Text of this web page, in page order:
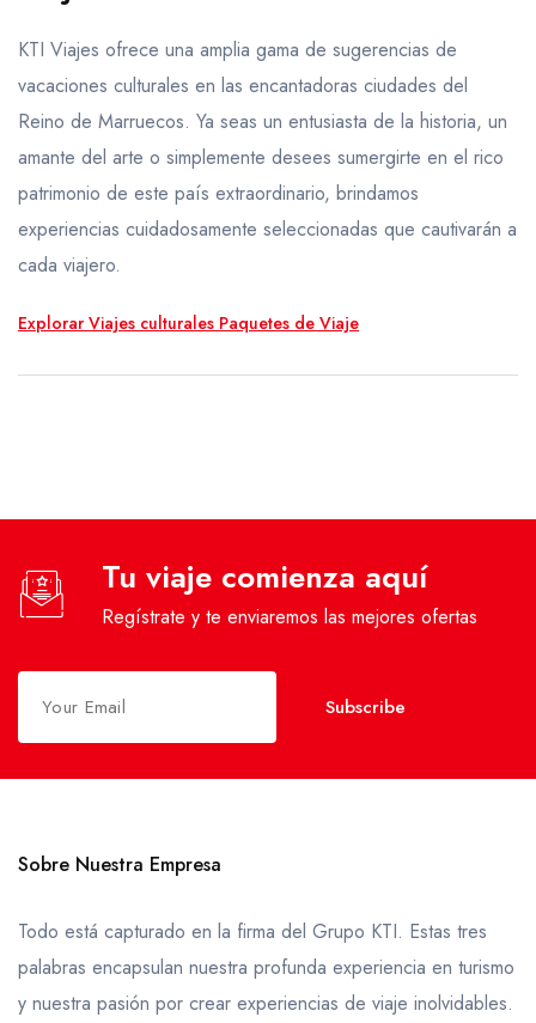
VIAJES A MEDIDA
KTI Viajes ofrece una amplia gama de sugerencias de
vacaciones culturales en las encantadoras ciudades del
Reino de Marruecos. Ya seas un entusiasta de la historia, un
amante del arte o simplemente desees sumergirte en el rico
patrimonio de este país extraordinario, brindamos
experiencias cuidadosamente seleccionadas que cautivarán a
cada viajero.
Explorar Viajes culturales Paquetes de Viaje
Tu viaje comienza aquí
Regístrate y te enviaremos las mejores ofertas
Subscribe
Sobre Nuestra Empresa
Todo está capturado en la firma del Grupo KTI. Estas tres
palabras encapsulan nuestra profunda experiencia en turismo
y nuestra pasión por crear experiencias de viaje inolvidables.